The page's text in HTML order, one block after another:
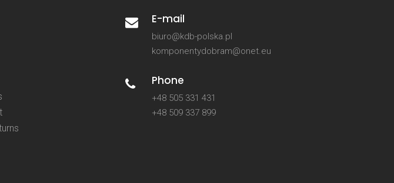
E-mail
biuro@kdb-polska.pl
komponentydobram@onet.eu
Phone
+48 505 331 431
+48 509 337 899